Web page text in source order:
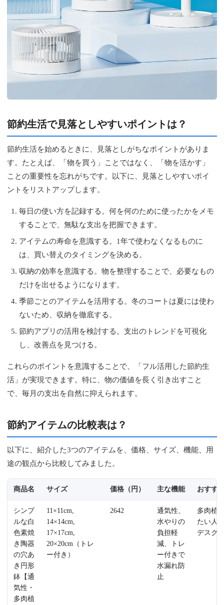
節約生活で見落としやすいポイントは？
節約生活を始めるときに、見落としがちなポイントがありま
す。たとえば、「物を買う」ことではなく、「物を活かす」
ことの重要性を忘れがちです。以下に、見落としやすいポイ
ントをリストアップします。
毎日の使い方を記録する。何を何のために使ったかをメモ
することで、無駄な支出を把握できます。
アイテムの寿命を意識する。1年で使わなくなるものに
は、買い替えのタイミングを決める。
収納の効率を意識する。物を整理することで、必要なもの
だけを出せるようになります。
季節ごとのアイテムを活用する。冬のコートは夏には使わ
ないため、収納を徹底する。
節約アプリの活用を検討する。支出のトレンドを可視化
し、改善点を見つける。
これらのポイントを意識することで、「フル活用した節約生
活」が実現できます。特に、物の価値を長く引き出すこと
で、毎月の支出を自然に抑えられます。
節約アイテムの比較表は？
以下に、紹介した3つのアイテムを、価格、サイズ、機能、用
途の観点から比較してみました。
商品名 サイズ 価格（円） 主な機能 おすす
シンプ
ルな白
色素焼
き陶器
の穴あ
き円形
鉢【通
気性・
多肉植
11×11cm,
14×14cm,
17×17cm,
20×20cm（トレ
ー付き）
2642
通気性、
水やりの
負担軽
減、トレ
ー付きで
水漏れ防
止
多肉植
たい人
デスク